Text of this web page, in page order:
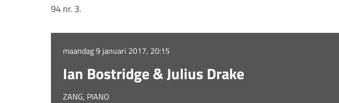
94 nr. 3.
maandag 9 januari 2017, 20:15
Ian Bostridge & Julius Drake
ZANG, PIANO